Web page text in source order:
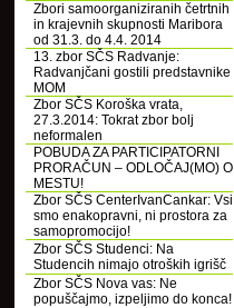
Zbori samoorganiziranih četrtnih
in krajevnih skupnosti Maribora
od 31.3. do 4.4. 2014
13. zbor SČS Radvanje:
Radvanjčani gostili predstavnike
MOM
Zbor SČS Koroška vrata,
27.3.2014: Tokrat zbor bolj
neformalen
POBUDA ZA PARTICIPATORNI
PRORAČUN – ODLOČAJ(MO) O
MESTU!
Zbor SČS CenterIvanCankar: Vsi
smo enakopravni, ni prostora za
samopromocijo!
Zbor SČS Studenci: Na
Studencih nimajo otroških igrišč
Zbor SČS Nova vas: Ne
popuščajmo, izpeljimo do konca!